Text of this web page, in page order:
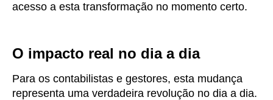
acesso a esta transformação no momento certo.
O impacto real no dia a dia
Para os contabilistas e gestores, esta mudança
representa uma verdadeira revolução no dia a dia.